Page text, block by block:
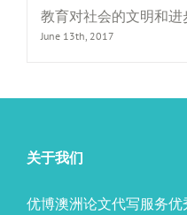
教育对社会的文明和
June 13th, 2017
关于我们
优博澳洲论文代写服务